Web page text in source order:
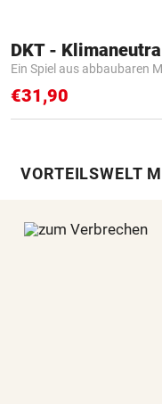
Ein Spiel aus abbaubaren
€31,90
VORTEILSWELT